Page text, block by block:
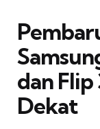
dan Flip
Dekat